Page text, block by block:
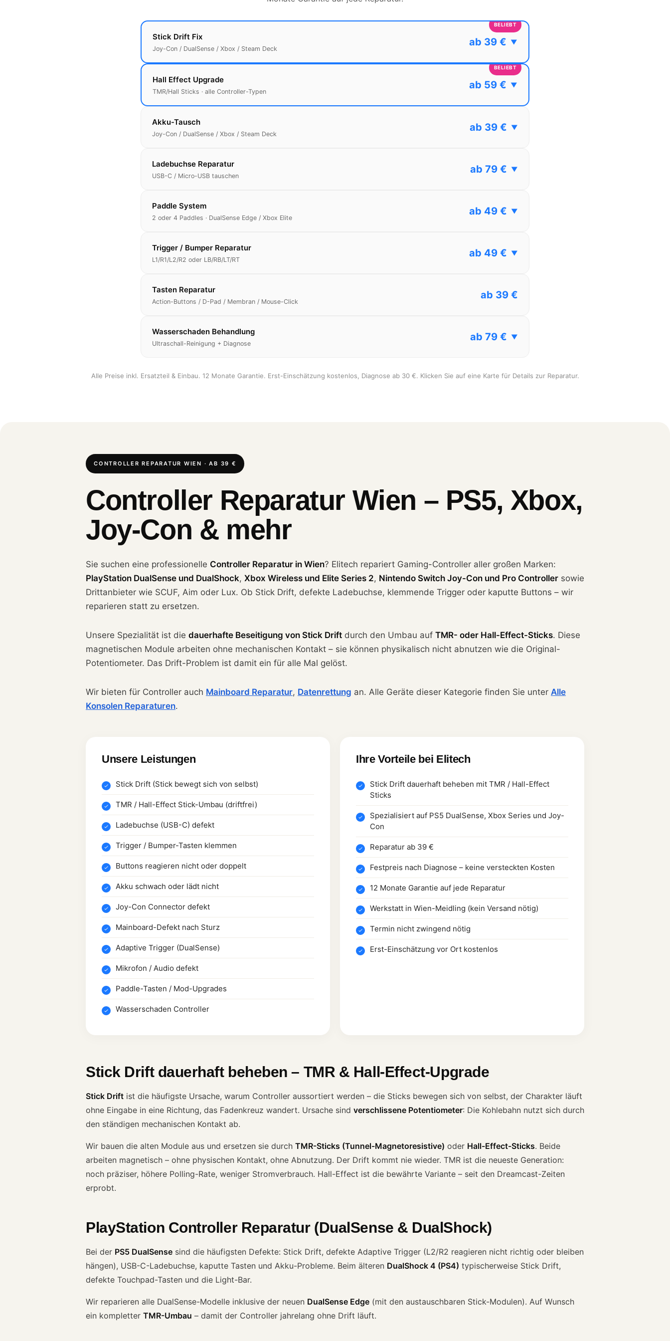
BELIEBT
Stick Drift Fix
Joy-Con / DualSense / Xbox / Steam Deck
ab 39 € ▼
BELIEBT
Hall Effect Upgrade
TMR/Hall Sticks · alle Controller-Typen
ab 59 € ▼
Akku-Tausch
Joy-Con / DualSense / Xbox / Steam Deck
ab 39 € ▼
Ladebuchse Reparatur
USB-C / Micro-USB tauschen
ab 79 € ▼
Paddle System
2 oder 4 Paddles · DualSense Edge / Xbox Elite
ab 49 € ▼
Trigger / Bumper Reparatur
L1/R1/L2/R2 oder LB/RB/LT/RT
ab 49 € ▼
Tasten Reparatur
Action-Buttons / D-Pad / Membran / Mouse-Click
ab 39 €
Wasserschaden Behandlung
Ultraschall-Reinigung + Diagnose
ab 79 € ▼
Alle Preise inkl. Ersatzteil & Einbau. 12 Monate Garantie. Erst-Einschätzung kostenlos, Diagnose ab 30 €. Klicken Sie auf eine Karte für Details zur Reparatur.
CONTROLLER REPARATUR WIEN · AB 39 €
Controller Reparatur Wien – PS5, Xbox,
Joy-Con & mehr
Sie suchen eine professionelle Controller Reparatur in Wien? Elitech repariert Gaming-Controller aller großen Marken:
PlayStation DualSense und DualShock, Xbox Wireless und Elite Series 2, Nintendo Switch Joy-Con und Pro Controller sowie
Drittanbieter wie SCUF, Aim oder Lux. Ob Stick Drift, defekte Ladebuchse, klemmende Trigger oder kaputte Buttons – wir
reparieren statt zu ersetzen.
Unsere Spezialität ist die dauerhafte Beseitigung von Stick Drift durch den Umbau auf TMR- oder Hall-Effect-Sticks. Diese
magnetischen Module arbeiten ohne mechanischen Kontakt – sie können physikalisch nicht abnutzen wie die Original-
Potentiometer. Das Drift-Problem ist damit ein für alle Mal gelöst.
Wir bieten für Controller auch Mainboard Reparatur, Datenrettung an. Alle Geräte dieser Kategorie finden Sie unter Alle
Konsolen Reparaturen.
Unsere Leistungen
Stick Drift (Stick bewegt sich von selbst)
TMR / Hall-Effect Stick-Umbau (driftfrei)
Ladebuchse (USB-C) defekt
Trigger / Bumper-Tasten klemmen
Buttons reagieren nicht oder doppelt
Akku schwach oder lädt nicht
Joy-Con Connector defekt
Mainboard-Defekt nach Sturz
Adaptive Trigger (DualSense)
Mikrofon / Audio defekt
Paddle-Tasten / Mod-Upgrades
Wasserschaden Controller
Ihre Vorteile bei Elitech
Stick Drift dauerhaft beheben mit TMR / Hall-Effect
Sticks
Spezialisiert auf PS5 DualSense, Xbox Series und Joy-
Con
Reparatur ab 39 €
Festpreis nach Diagnose – keine versteckten Kosten
12 Monate Garantie auf jede Reparatur
Werkstatt in Wien-Meidling (kein Versand nötig)
Termin nicht zwingend nötig
Erst-Einschätzung vor Ort kostenlos
Stick Drift dauerhaft beheben – TMR & Hall-Effect-Upgrade
Stick Drift ist die häufigste Ursache, warum Controller aussortiert werden – die Sticks bewegen sich von selbst, der Charakter läuft
ohne Eingabe in eine Richtung, das Fadenkreuz wandert. Ursache sind verschlissene Potentiometer: Die Kohlebahn nutzt sich durch
den ständigen mechanischen Kontakt ab.
Wir bauen die alten Module aus und ersetzen sie durch TMR-Sticks (Tunnel-Magnetoresistive) oder Hall-Effect-Sticks. Beide
arbeiten magnetisch – ohne physischen Kontakt, ohne Abnutzung. Der Drift kommt nie wieder. TMR ist die neueste Generation:
noch präziser, höhere Polling-Rate, weniger Stromverbrauch. Hall-Effect ist die bewährte Variante – seit den Dreamcast-Zeiten
erprobt.
PlayStation Controller Reparatur (DualSense & DualShock)
Bei der PS5 DualSense sind die häufigsten Defekte: Stick Drift, defekte Adaptive Trigger (L2/R2 reagieren nicht richtig oder bleiben
hängen), USB-C-Ladebuchse, kaputte Tasten und Akku-Probleme. Beim älteren DualShock 4 (PS4) typischerweise Stick Drift,
defekte Touchpad-Tasten und die Light-Bar.
Wir reparieren alle DualSense-Modelle inklusive der neuen DualSense Edge (mit den austauschbaren Stick-Modulen). Auf Wunsch
ein kompletter TMR-Umbau – damit der Controller jahrelang ohne Drift läuft.